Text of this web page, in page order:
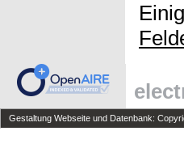
Gestaltung Webseite und Datenbank: